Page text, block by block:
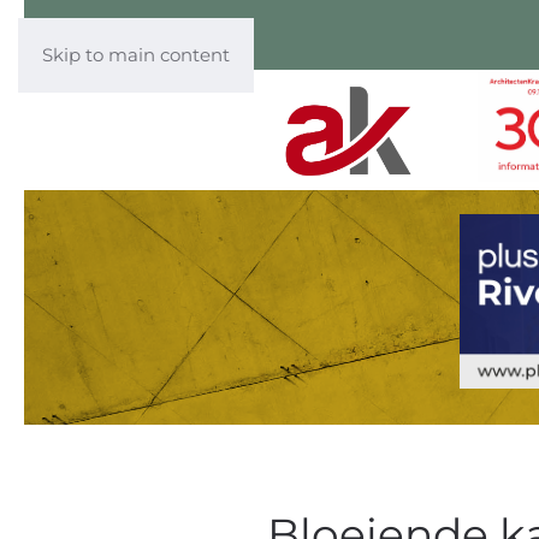
Skip to main content